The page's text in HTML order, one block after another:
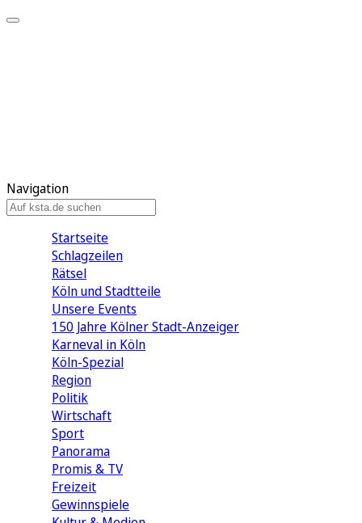
Navigation
Startseite
Schlagzeilen
Rätsel
Köln und Stadtteile
Unsere Events
150 Jahre Kölner Stadt-Anzeiger
Karneval in Köln
Köln-Spezial
Region
Politik
Wirtschaft
Sport
Panorama
Promis & TV
Freizeit
Gewinnspiele